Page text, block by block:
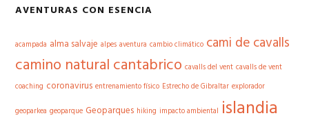
AVENTURAS CON ESENCIA
acampada alma salvaje alpes aventura cambio climático cami de cavalls
camino natural cantabrico cavalls del vent cavalls de vent
coaching coronavirus entrenamiento físico Estrecho de Gibraltar explorador
geoparkea geoparque Geoparques hiking impacto ambiental islandia